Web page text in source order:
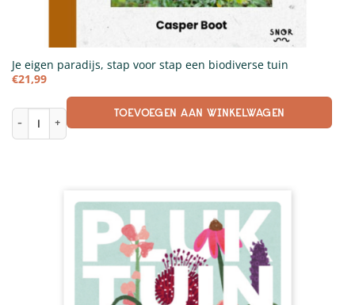
Je eigen paradijs, stap voor stap een biodiverse tuin
€21,99
Je eigen paradijs, stap voor stap een biodiverse tuin aantal
TOEVOEGEN AAN WINKELWAGEN